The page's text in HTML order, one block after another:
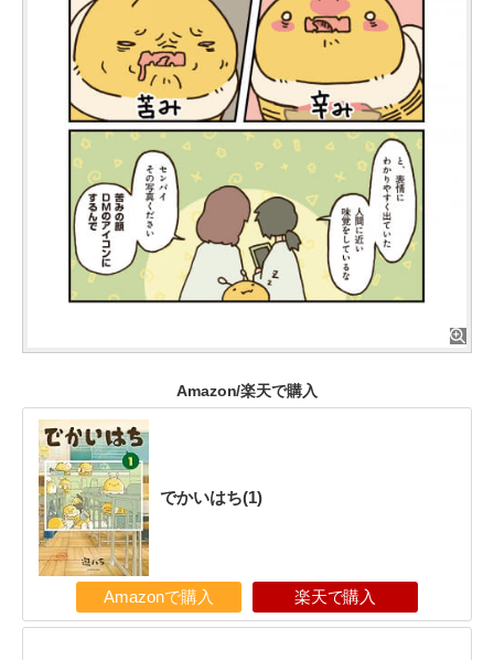
Amazon/楽天で購入
でかいはち(1)
Amazonで購入 楽天で購入